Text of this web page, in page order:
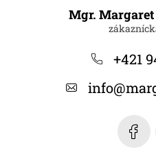
Mgr. Margaret
+421
info@